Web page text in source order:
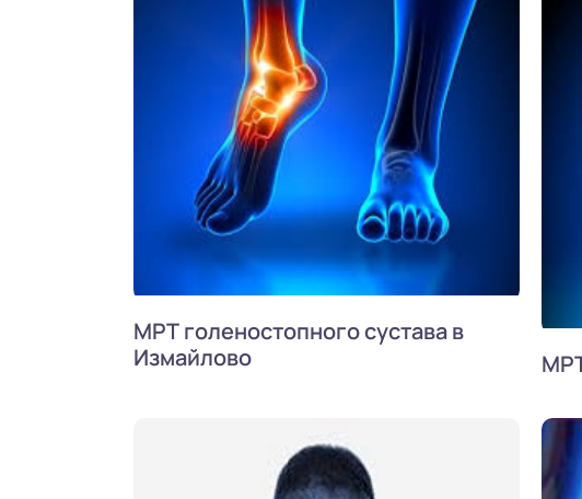
МРТ голеностопного сустава в
Измайлово